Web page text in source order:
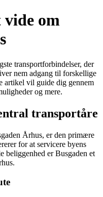
om
transportforbindelser, der
nem adgang til forskellige
artikel vil guide dig gennem
og mere.
transportåre
Århus, er den primære
for at servicere byens
beliggenhed er Busgaden et